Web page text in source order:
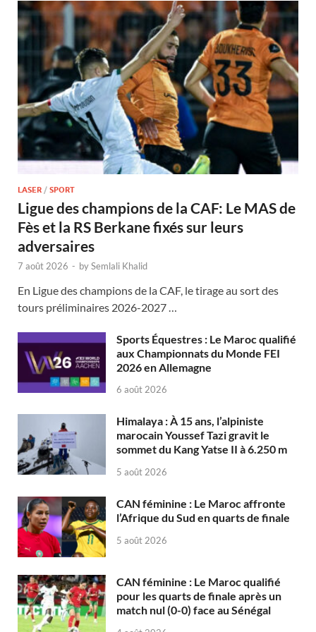
LASER / SPORT
Ligue des champions de la CAF: Le MAS de
Fès et la RS Berkane fixés sur leurs
adversaires
7 août 2026 - bySemlali Khalid
En Ligue des champions de la CAF, le tirage au sort des
tours préliminaires 2026-2027 …
Sports Équestres : Le Maroc qualifié
aux Championnats du Monde FEI
2026 en Allemagne
6 août 2026
Himalaya : À 15 ans, l’alpiniste
marocain Youssef Tazi gravit le
sommet du Kang Yatse II à 6.250 m
5 août 2026
CAN féminine : Le Maroc affronte
l’Afrique du Sud en quarts de finale
5 août 2026
CAN féminine : Le Maroc qualifié
pour les quarts de finale après un
match nul (0-0) face au Sénégal